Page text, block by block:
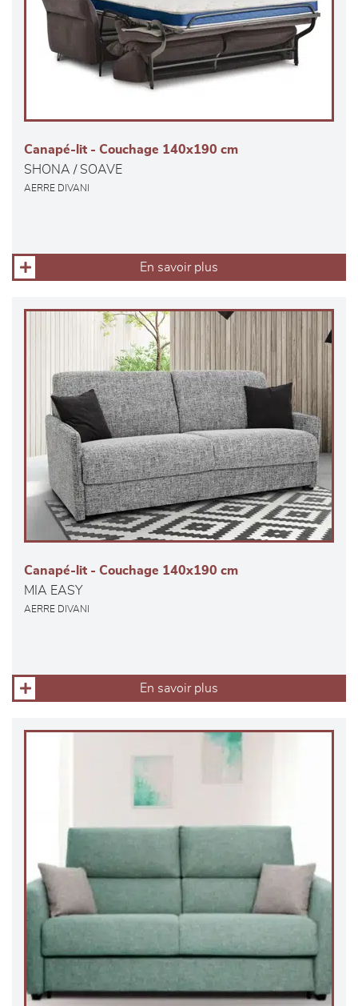
Canapé-lit - Couchage 140x190 cm
SHONA / SOAVE
AERRE DIVANI
En savoir plus
Canapé-lit - Couchage 140x190 cm
MIA EASY
AERRE DIVANI
En savoir plus